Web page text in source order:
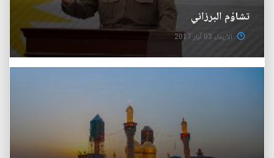
تشاؤم البرزاني
الأربعاء 03 آيار 2017